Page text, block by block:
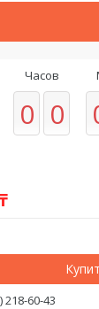
Часов
0 0
218-60-43